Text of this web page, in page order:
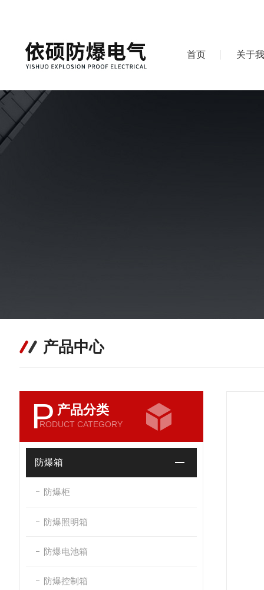
首页 关于
产品中心
P 产品分类
RODUCT CATEGORY
防爆箱
防爆柜
防爆照明箱
防爆电池箱
防爆控制箱